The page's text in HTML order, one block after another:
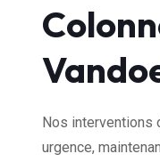
Nos interventions
urgence,